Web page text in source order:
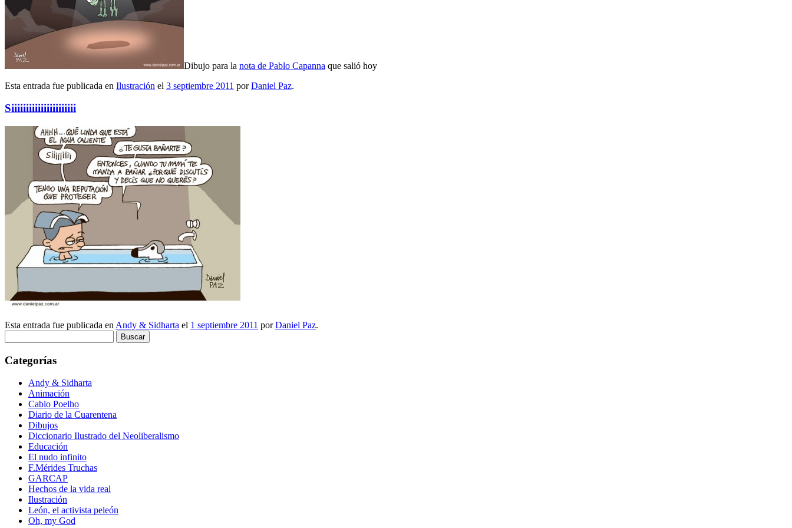
Dibujo para la nota de Pablo Capanna que salió hoy
Esta entrada fue publicada en Ilustración el 3 septiembre 2011 porDaniel Paz.
Siiiiiiiiiiiiiiiiiiiiii
Esta entrada fue publicada en Andy & Sidharta el 1 septiembre 2011 porDaniel Paz.
Categorías
Andy & Sidharta
Animación
Cablo Poelho
Diario de la Cuarentena
Dibujos
Diccionario Ilustrado del Neoliberalismo
Educación
El nudo infinito
F.Mérides Truchas
GARCAP
Hechos de la vida real
Ilustración
León, el activista peleón
Oh, my God